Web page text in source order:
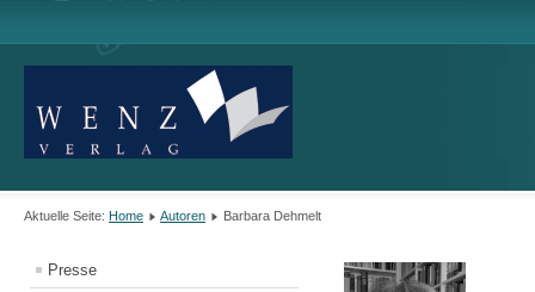
Aktuelle Seite: Home Autoren Barbara Dehmelt
Presse